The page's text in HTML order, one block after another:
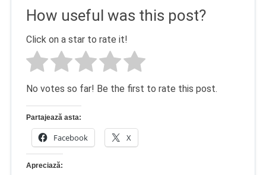
How useful was this post?
Click on a star to rate it!
No votes so far! Be the first to rate this post.
Partajează asta:
Facebook X
Apreciază: